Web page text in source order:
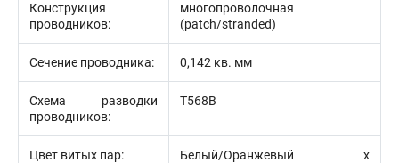
Конструкция
проводников:
многопроволочная
(patch/stranded)
Сечение проводника: 0,142 кв. мм
Схема разводки
проводников:
T568B
Цвет витых пар:
Белый/Оранжевый х